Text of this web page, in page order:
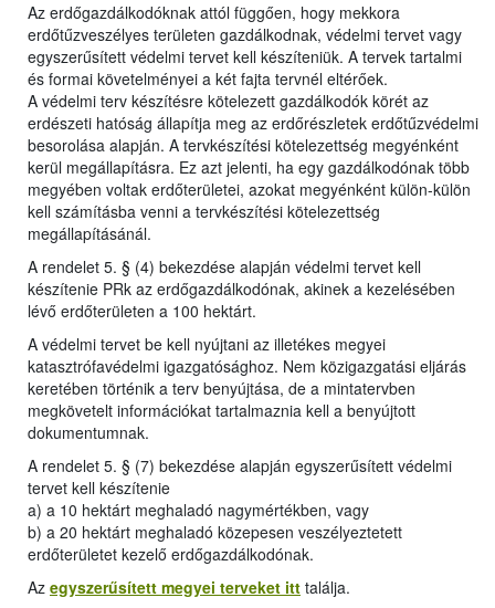
Az erdőgazdálkodóknak attól függően, hogy mekkora
erdőtűzveszélyes területen gazdálkodnak, védelmi tervet vagy
egyszerűsített védelmi tervet kell készíteniük. A tervek tartalmi
és formai követelményei a két fajta tervnél eltérőek.
A védelmi terv készítésre kötelezett gazdálkodók körét az
erdészeti hatóság állapítja meg az erdőrészletek erdőtűzvédelmi
besorolása alapján. A tervkészítési kötelezettség megyénként
kerül megállapításra. Ez azt jelenti, ha egy gazdálkodónak több
megyében voltak erdőterületei, azokat megyénként külön-külön
kell számításba venni a tervkészítési kötelezettség
megállapításánál.
A rendelet 5. § (4) bekezdése alapján védelmi tervet kell
készítenie PRk az erdőgazdálkodónak, akinek a kezelésében
lévő erdőterületen a 100 hektárt.
A védelmi tervet be kell nyújtani az illetékes megyei
katasztrófavédelmi igazgatósághoz. Nem közigazgatási eljárás
keretében történik a terv benyújtása, de a mintatervben
megkövetelt információkat tartalmaznia kell a benyújtott
dokumentumnak.
A rendelet 5. § (7) bekezdése alapján egyszerűsített védelmi
tervet kell készítenie
a) a 10 hektárt meghaladó nagymértékben, vagy
b) a 20 hektárt meghaladó közepesen veszélyeztetett
erdőterületet kezelő erdőgazdálkodónak.
Az egyszerűsített megyei terveket itt találja.